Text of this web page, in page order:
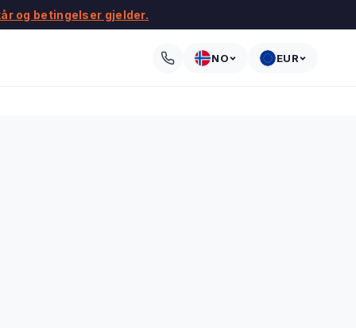
og betingelser gjelder.
NO EUR